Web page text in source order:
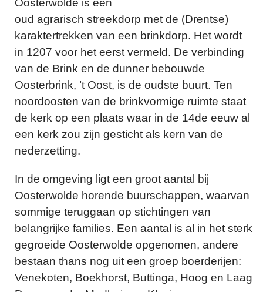
Oosterwolde is een
oud agrarisch streekdorp met de (Drentse)
karaktertrekken van een brinkdorp. Het wordt
in 1207 voor het eerst vermeld. De verbinding
van de Brink en de dunner bebouwde
Oosterbrink, ’t Oost, is de oudste buurt. Ten
noordoosten van de brinkvormige ruimte staat
de kerk op een plaats waar in de 14de eeuw al
een kerk zou zijn gesticht als kern van de
nederzetting.
In de omgeving ligt een groot aantal bij
Oosterwolde horende buurschappen, waarvan
sommige teruggaan op stichtingen van
belangrijke families. Een aantal is al in het sterk
gegroeide Oosterwolde opgenomen, andere
bestaan thans nog uit een groep boerderijen:
Venekoten, Boekhorst, Buttinga, Hoog en Laag